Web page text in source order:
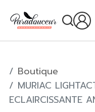
Boutique
MURIAC
ECLAIRCISSANTE